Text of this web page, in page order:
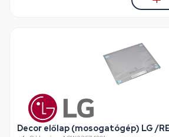
Decor előlap (mosogatógép) LG /